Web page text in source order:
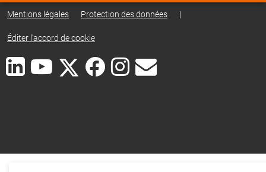
Mentions légales Protection des données |
Éditer l'accord de cookie